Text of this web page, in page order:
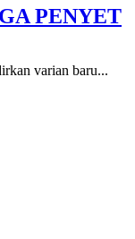
PENYET
varian baru...